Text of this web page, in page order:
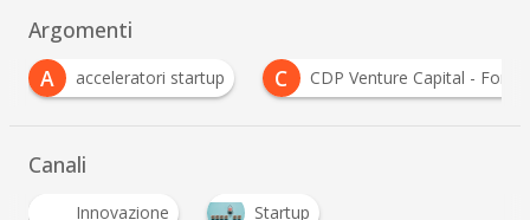
Argomenti
C
CDP Venture Capital - Fondo Nazionale Innovazione
Canali
Innovazione Startup